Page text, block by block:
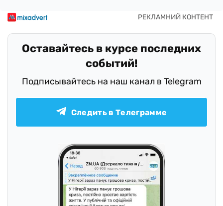
Оставайтесь в курсе последних
событий!
Подписывайтесь на наш канал в Telegram
Следить в Телеграмме